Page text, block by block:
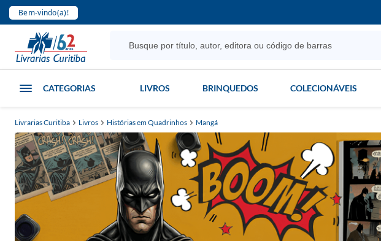
Bem-vindo(a)!
CATEGORIAS LIVROS BRINQUEDOS COLECIONÁVEIS
Livrarias Curitiba Livros Histórias em Quadrinhos Mangá